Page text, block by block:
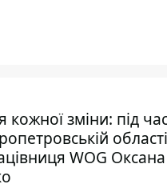
кожної зміни: під
області
WOG Оксана